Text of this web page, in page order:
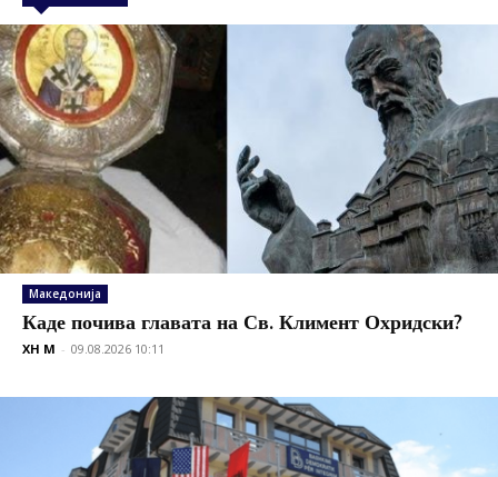
Македонија
Каде почива главата на Св. Климент Охридски?
XH M - 09.08.2026 10:11